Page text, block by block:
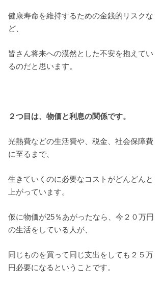
健康寿命を維持するための金銭的リスクな
ど、
皆さん将来への漠然とした不安を抱えてい
るのだと思います。
２つ目は、物価と利息の関係です。
光熱費などの生活費や、税金、社会保障費
に至るまで、
生きていくのに必要なコストがどんどんと
上がっています。
仮に物価が25％あがったなら、今２０万円
の生活をしている人が、
同じものを買って同じ支出をしても２５万
円必要になるということです。